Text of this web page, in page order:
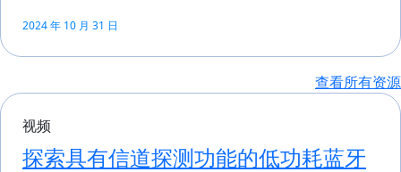
2024 年 10 月 31 日
查看所有资源
视频
探索具有信道探测功能的低功耗蓝牙